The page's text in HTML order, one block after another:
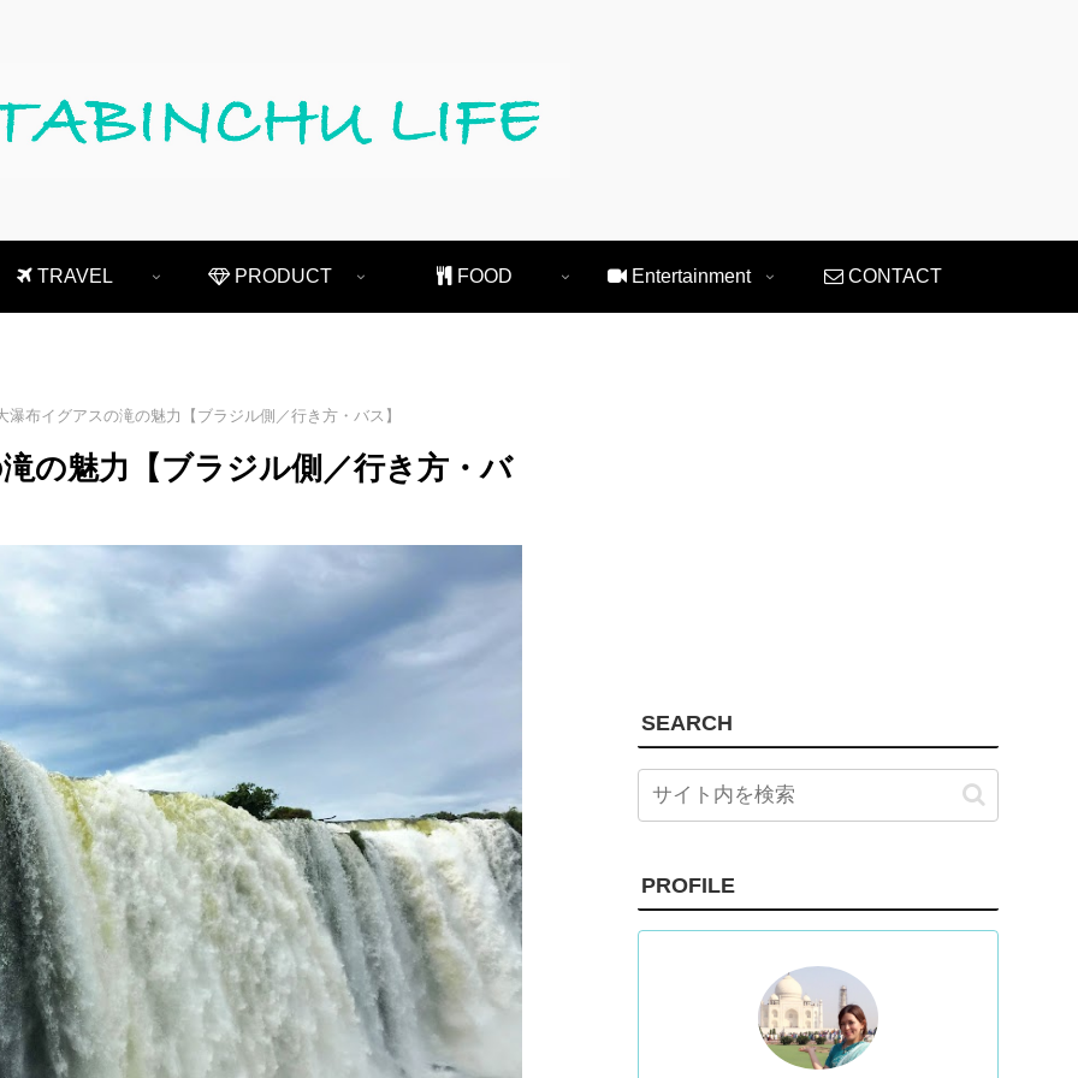
TRAVEL PRODUCT FOOD Entertainment CONTACT
瀑布イグアスの滝の魅力【ブラジル側／行き方・バス】
の魅力【ブラジル側／行き方・バ
SEARCH
PROFILE